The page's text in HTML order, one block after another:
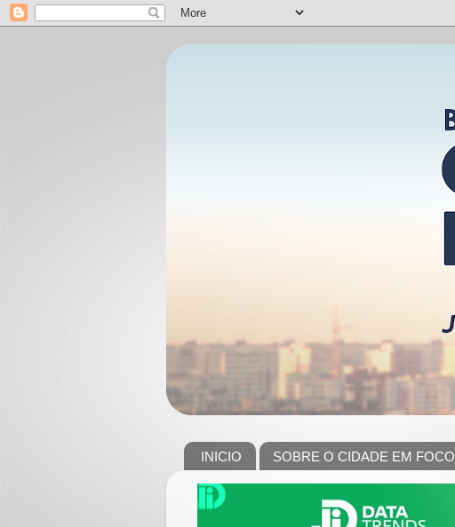
INICIO SOBRE O CIDADE EM FOCO